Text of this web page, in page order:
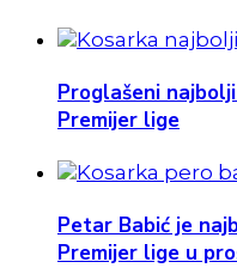
Proglašeni
Premijer lige
Petar Babić je
Premijer lige u